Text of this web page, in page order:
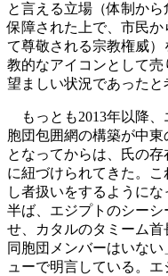
と言える立場（体制か
保障された上で、市民
て尊敬される宗教権威
教的なアイコンとして
望ましい状況であったと
もっとも2013年以降、
胞団包囲網の構築が中
となってからは、氏の
に紐づけられてきた。
し者扱いをするように
半ば、エジプトのシー
せ、カタルのタミーム
同胞団メンバーはいな
ューで明言している。